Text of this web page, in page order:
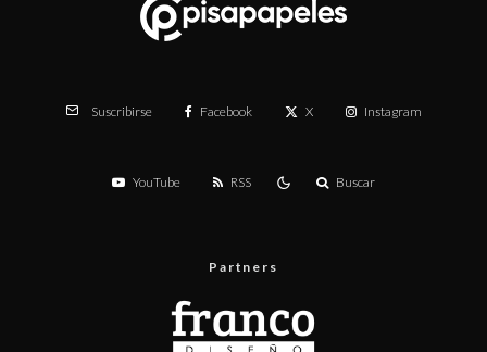
Suscribirse Facebook X Instagram
YouTube RSS Buscar
Partners